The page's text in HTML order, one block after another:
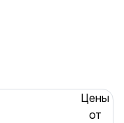
Цены
от